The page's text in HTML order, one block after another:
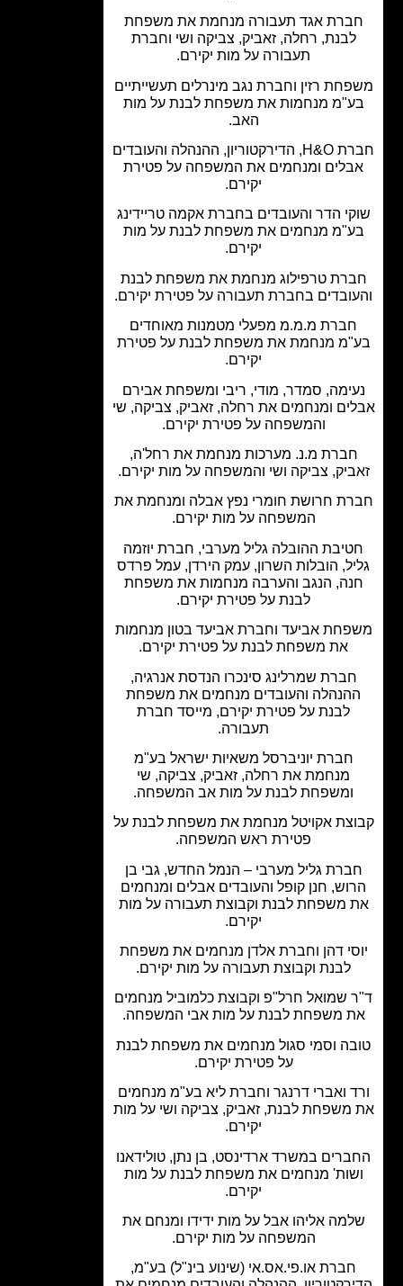
אגד תעבורה מנחמת את משפחת
לבנת, רחלה, זאביק, צביקה ושי וחברת
תעבורה על מות יקירם.
רזין וחברת נגב מינרלים תעשייתיים
מנחמות את משפחת לבנת על מות
חברת H&O, הדירקטוריון, ההנהלה והעובדים
ומנחמים את המשפחה על פטירת
הדר והעובדים בחברת אקמה טריידינג
מנחמים את משפחת לבנת על מות
טרפילוג מנחמת את משפחת לבנת
בחברת תעבורה על פטירת יקירם.
מ.מ.מ מפעלי מטמנות מאוחדים
מנחמת את משפחת לבנת על פטירת
סמדר, מודי, ריבי ומשפחת אבירם
ומנחמים את רחלה, זאביק, צביקה, שי
והמשפחה על פטירת יקירם.
מ.נ. מערכות מנחמת את רחל'ה,
צביקה ושי והמשפחה על מות יקירם.
חרושת חומרי נפץ אבלה ומנחמת את
המשפחה על מות יקירם.
ההובלה גליל מערבי, חברת יוזמה
הובלות השרון, עמק הירדן, עמל פרדס
הנגב והערבה מנחמות את משפחת
לבנת על פטירת יקירם.
אביעד וחברת אביעד בטון מנחמות
את משפחת לבנת על פטירת יקירם.
חברת שמרלינג סינכרו הנדסת אנרגיה,
והעובדים מנחמים את משפחת
לבנת על פטירת יקירם, מייסד חברת
תעבורה.
חברת יוניברסל משאיות ישראל בע"מ
מנחמת את רחלה, זאביק, צביקה, שי
ומשפחת לבנת על מות אב המשפחה.
אקויטל מנחמת את משפחת לבנת על
פטירת ראש המשפחה.
גליל מערבי – הנמל החדש, גבי בן
חנן קופל והעובדים אבלים ומנחמים
משפחת לבנת וקבוצת תעבורה על מות
דהן וחברת אלדן מנחמים את משפחת
לבנת וקבוצת תעבורה על מות יקירם.
שמואל חרל"פ וקבוצת כלמוביל מנחמים
משפחת לבנת על מות אבי המשפחה.
וסמי סגול מנחמים את משפחת לבנת
על פטירת יקירם.
ואברי דרנגר וחברת ליא בע"מ מנחמים
לבנת, זאביק, צביקה ושי על מות
במשרד ארדינסט, בן נתן, טולידאנו
מנחמים את משפחת לבנת על מות
אליהו אבל על מות ידידו ומנחם את
המשפחה על מות יקירם.
חברת או.פי.אס.אי (שינוע בינ"ל) בע"מ,